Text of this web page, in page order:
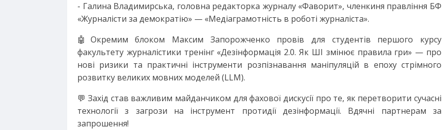
- Галина Владимирська, головна редакторка журналу «Фаворит», членкиня правління БФ
«Журналісти за демократію» — «Медіаграмотність в роботі журналіста».
🤖Окремим блоком Максим Запорожченко провів для студентів першого курсу
факультету журналістики тренінг «Дезінформація 2.0. Як ШІ змінює правила гри» — про
нові ризики та практичні інструменти розпізнавання маніпуляцій в епоху стрімного
розвитку великих мовних моделей (LLM).
💬 Захід став важливим майданчиком для фахової дискусії про те, як перетворити сучасні
технології з загрози на інструмент протидії дезінформації. Вдячні партнерам за
запрошення!